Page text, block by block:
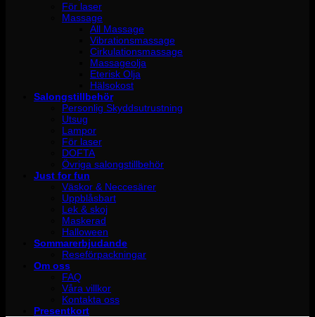
För laser
Massage
All Massage
Vibrationsmassage
Cirkulationsmassage
Massageolja
Eterisk Olja
Hälsokost
Salongstillbehör
Personlig Skyddsutrustning
Utsug
Lampor
För laser
DOFTA
Övriga salongstillbehör
Just for fun
Väskor & Neccesärer
Uppblåsbart
Lek & skoj
Maskerad
Halloween
Sommarerbjudande
Reseförpackningar
Om oss
FAQ
Våra villkor
Kontakta oss
Presentkort